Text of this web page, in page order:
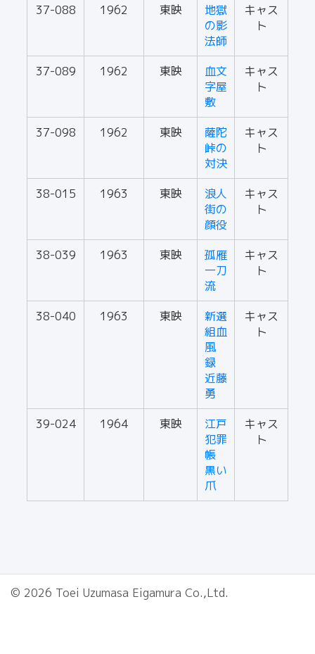
37-088 1962 東映
地獄
の影
法師
キャス
ト
37-089 1962 東映
血文
字屋
敷
キャス
ト
37-098 1962 東映
薩陀
峠の
対決
キャス
ト
38-015 1963 東映
浪人
街の
顔役
キャス
ト
38-039 1963 東映
孤雁
一刀
流
キャス
ト
38-040 1963 東映
新選
組血
風
録
近藤
勇
キャス
ト
39-024 1964 東映
江戸
犯罪
帳
黒い
爪
キャス
ト
© 2026 Toei Uzumasa Eigamura Co.,Ltd.